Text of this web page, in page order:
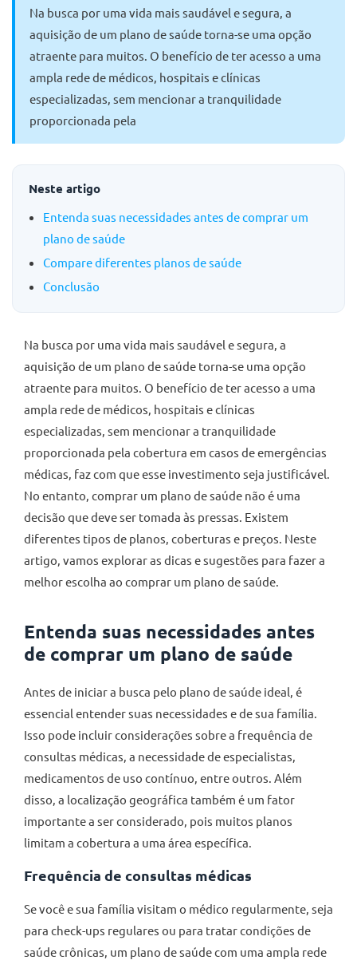
Na busca por uma vida mais saudável e segura, a
aquisição de um plano de saúde torna-se uma opção
atraente para muitos. O benefício de ter acesso a uma
ampla rede de médicos, hospitais e clínicas
especializadas, sem mencionar a tranquilidade
proporcionada pela
Neste artigo
Entenda suas necessidades antes de comprar um
plano de saúde
Compare diferentes planos de saúde
Conclusão
Na busca por uma vida mais saudável e segura, a
aquisição de um plano de saúde torna-se uma opção
atraente para muitos. O benefício de ter acesso a uma
ampla rede de médicos, hospitais e clínicas
especializadas, sem mencionar a tranquilidade
proporcionada pela cobertura em casos de emergências
médicas, faz com que esse investimento seja justificável.
No entanto, comprar um plano de saúde não é uma
decisão que deve ser tomada às pressas. Existem
diferentes tipos de planos, coberturas e preços. Neste
artigo, vamos explorar as dicas e sugestões para fazer a
melhor escolha ao comprar um plano de saúde.
Entenda suas necessidades antes
de comprar um plano de saúde
Antes de iniciar a busca pelo plano de saúde ideal, é
essencial entender suas necessidades e de sua família.
Isso pode incluir considerações sobre a frequência de
consultas médicas, a necessidade de especialistas,
medicamentos de uso contínuo, entre outros. Além
disso, a localização geográfica também é um fator
importante a ser considerado, pois muitos planos
limitam a cobertura a uma área específica.
Frequência de consultas médicas
Se você e sua família visitam o médico regularmente, seja
para check-ups regulares ou para tratar condições de
saúde crônicas, um plano de saúde com uma ampla rede